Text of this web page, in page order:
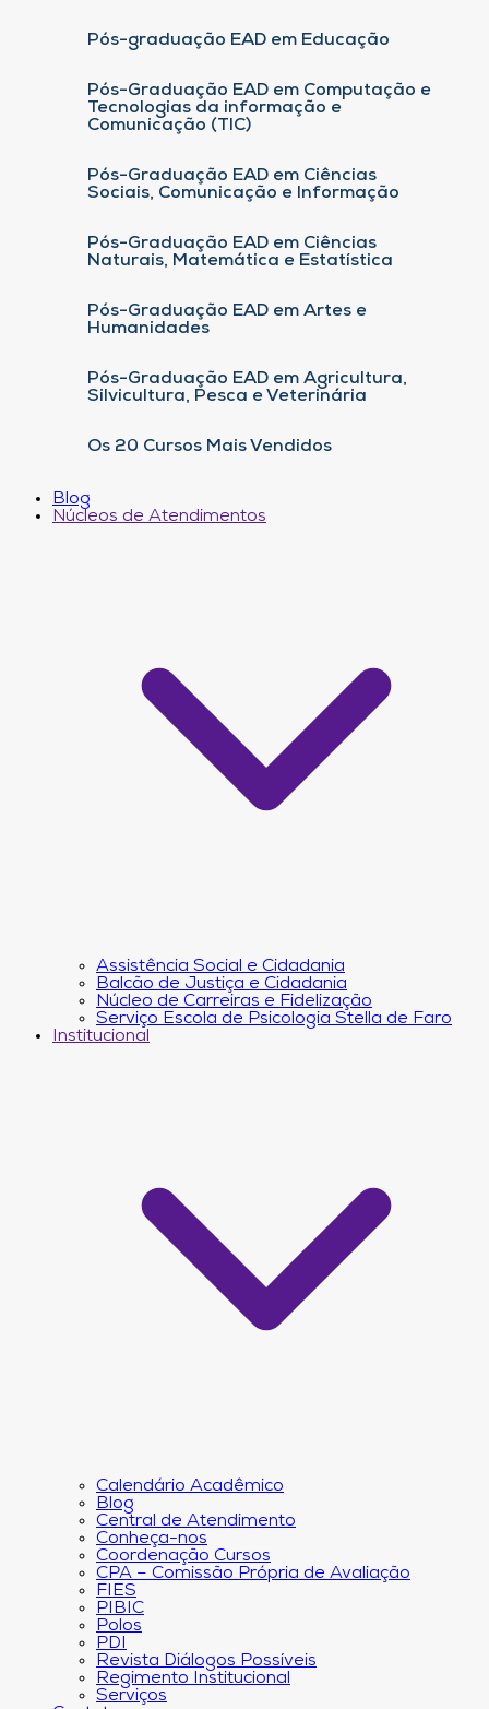
Pós-graduação EAD em Educação
Pós-Graduação EAD em Computação e
Tecnologias da informação e
Comunicação (TIC)
Pós-Graduação EAD em Ciências
Sociais, Comunicação e Informação
Pós-Graduação EAD em Ciências
Naturais, Matemática e Estatística
Pós-Graduação EAD em Artes e
Humanidades
Pós-Graduação EAD em Agricultura,
Silvicultura, Pesca e Veterinária
Os 20 Cursos Mais Vendidos
Blog
Núcleos de Atendimentos
Assistência Social e Cidadania
Balcão de Justiça e Cidadania
Núcleo de Carreiras e Fidelização
Serviço Escola de Psicologia Stella de Faro
Institucional
Calendário Acadêmico
Blog
Central de Atendimento
Conheça-nos
Coordenação Cursos
CPA – Comissão Própria de Avaliação
FIES
PIBIC
Polos
PDI
Revista Diálogos Possíveis
Regimento Institucional
Serviços